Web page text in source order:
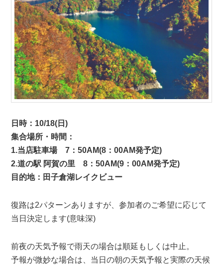
動
日時：10/18(日)
集合場所・時間：
1.当店駐車場 7：50AM(8：00AM発予定)
2.道の駅 阿賀の里 8：50AM(9：00AM発予定)
目的地：田子倉湖レイクビュー
復路は2パターンありますが、参加者のご希望に応じて
当日決定します(意味深)
前夜の天気予報で雨天の場合は順延もしくは中止。
予報が微妙な場合は、当日の朝の天気予報と実際の天候